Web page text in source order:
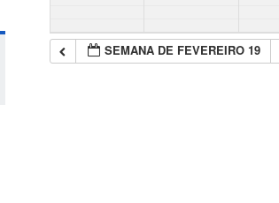
SEMANA DE FEVEREIRO 19